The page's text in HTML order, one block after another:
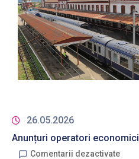
26.05.2026
Anunțuri operatori economici
Comentarii dezactivate